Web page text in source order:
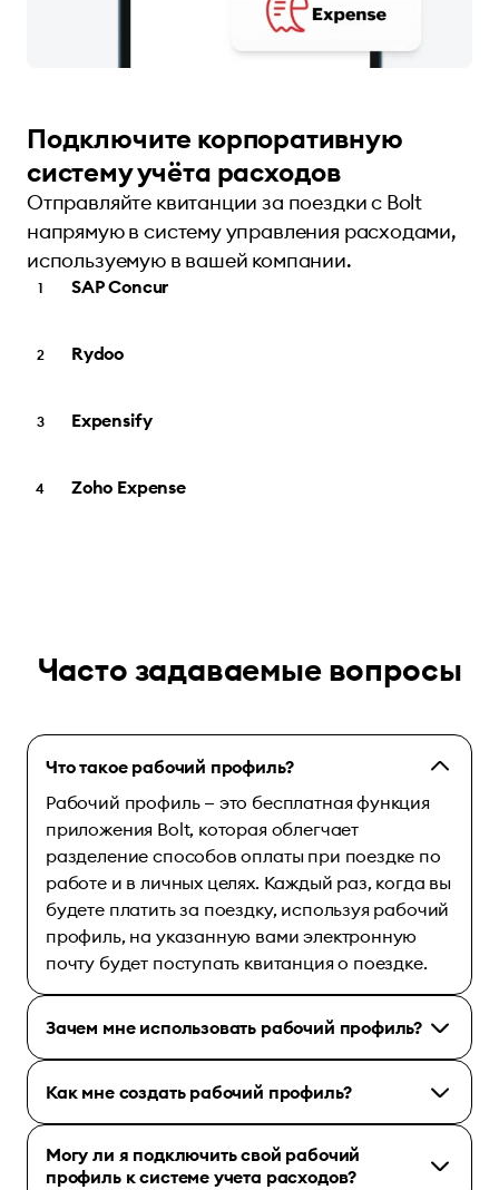
Подключите корпоративную
систему учёта расходов
Отправляйте квитанции за поездки с Bolt
напрямую в систему управления расходами,
используемую в вашей компании.
SAP Concur
Rydoo
Expensify
Zoho Expense
Часто задаваемые вопросы
Что такое рабочий профиль?
Рабочий профиль — это бесплатная функция
приложения Bolt, которая облегчает
разделение способов оплаты при поездке по
работе и в личных целях. Каждый раз, когда вы
будете платить за поездку, используя рабочий
профиль, на указанную вами электронную
почту будет поступать квитанция о поездке.
Зачем мне использовать рабочий профиль?
Как мне создать рабочий профиль?
Могу ли я подключить свой рабочий
профиль к системе учета расходов?